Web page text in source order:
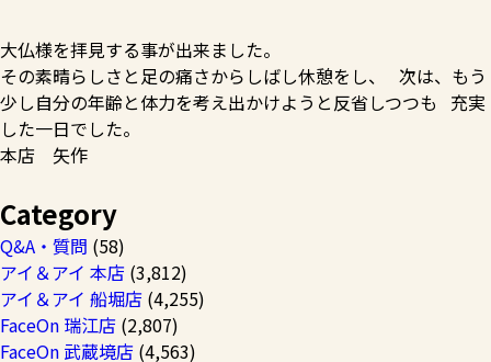
大仏様を拝見する事が出来ました。
その素晴らしさと足の痛さからしばし休憩をし、 次は、もう
少し自分の年齢と体力を考え出かけようと反省しつつも 充実
した一日でした。
本店 矢作
Category
Q&A・質問 (58)
アイ＆アイ 本店 (3,812)
アイ＆アイ 船堀店 (4,255)
FaceOn 瑞江店 (2,807)
FaceOn 武蔵境店 (4,563)